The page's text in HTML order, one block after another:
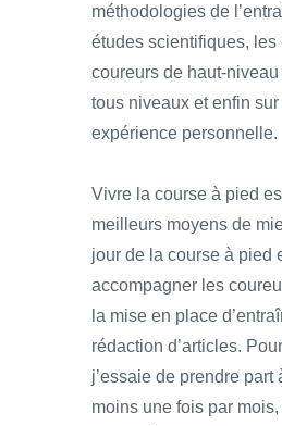
méthodologies de
études scientifiques,
coureurs de haut-
tous niveaux et enfin
expérience personnelle.
Vivre la course à pied
meilleurs moyens de
jour de la course à pied
accompagner les
la mise en place
rédaction d’articles.
j’essaie de prendre part
moins une fois par